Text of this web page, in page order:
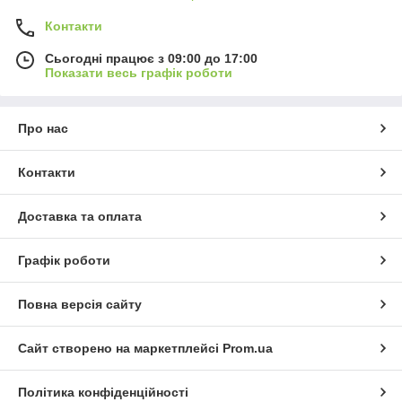
Контакти
Сьогодні працює з 09:00 до 17:00
Показати весь графік роботи
Про нас
Контакти
Доставка та оплата
Графік роботи
Повна версія сайту
Сайт створено на маркетплейсі Prom.ua
Політика конфіденційності